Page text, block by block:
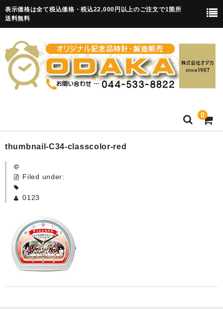
表示価格は全て税込価格・税込22,000円以上のご注文で1箇所
送料無料
0
HOME
卒園記念品
カード付フォトフレームクロック(集合)
目覚まし時計(集合＋個別)
メロディ時計(集合)
thumbnail-C34-classcolor-red
Filed under:
0123